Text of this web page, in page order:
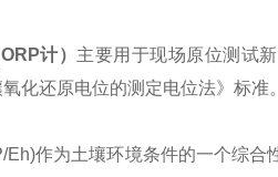
计） 主要用于现场原位测试
化还原电位的测定电位法》标准
作为土壤环境条件的一个综合